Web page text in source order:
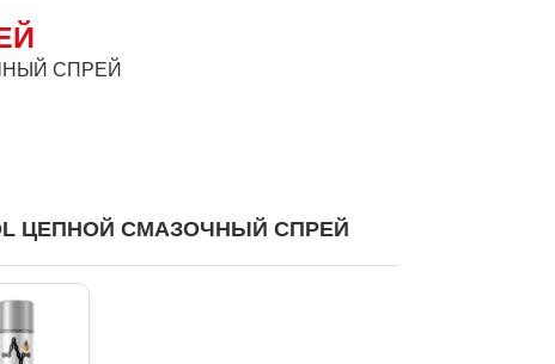
СПРЕЙ
ЦЕПНОЙ СМАЗОЧНЫЙ СПРЕЙ